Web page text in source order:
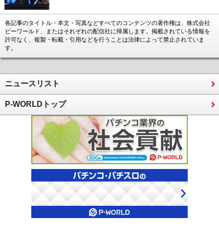
各記事のタイトル・本文・写真などすべてのコンテンツの著作権は、株式会社
ピーワールド、またはそれぞれの配信社に帰属します。掲載されている情報を
許可なく、複製・転載・引用などを行うことは法律によって禁止されていま
す。
ニュースリスト
P-WORLDトップ